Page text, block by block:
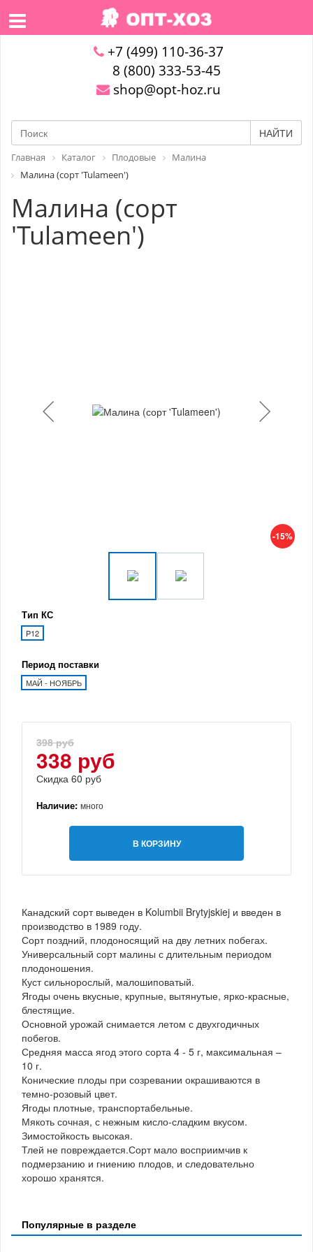
+7 (499) 110-36-37
8 (800) 333-53-45
shop@opt-hoz.ru
НАЙТИ
Главная Каталог Плодовые
Малина
Малина (сорт 'Tulameen')
Малина (сорт
'Tulameen')
-15%
Тип КС
P12
Период поставки
МАЙ - НОЯБРЬ
398 руб
338 руб
Скидка 60 руб
Наличие: много
В КОРЗИНУ
Канадский сорт выведен в Kolumbii Brytyjskiej и введен в
производство в 1989 году.
Сорт поздний, плодоносящий на дву летних побегах.
Универсальный сорт малины с длительным периодом
плодоношения.
Куст сильнорослый, малошиповатый.
Ягоды очень вкусные, крупные, вытянутые, ярко-красные,
блестящие.
Основной урожай снимается летом с двухгодичных
побегов.
Средняя масса ягод этого сорта 4 - 5 г, максимальная –
10 г.
Конические плоды при созревании окрашиваются в
темно-розовый цвет.
Ягоды плотные, транспортабельные.
Мякоть сочная, с нежным кисло-сладким вкусом.
Зимостойкость высокая.
Тлей не повреждается.Сорт мало восприимчив к
подмерзанию и гниению плодов, и следовательно
хорошо хранятся.
Популярные в разделе